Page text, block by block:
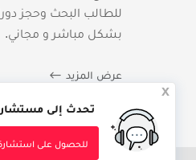
للطالب البحث وحجز
بشكل مباشر و مجاني.
عرض المزيد
تحدث إلى
للحصول على
x